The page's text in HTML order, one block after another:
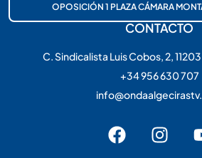
OPOSICIÓN 1 PLAZA CÁMARA
CONTACTO
C. Sindicalista Luis Cobos, 2,
+34 956 630 707